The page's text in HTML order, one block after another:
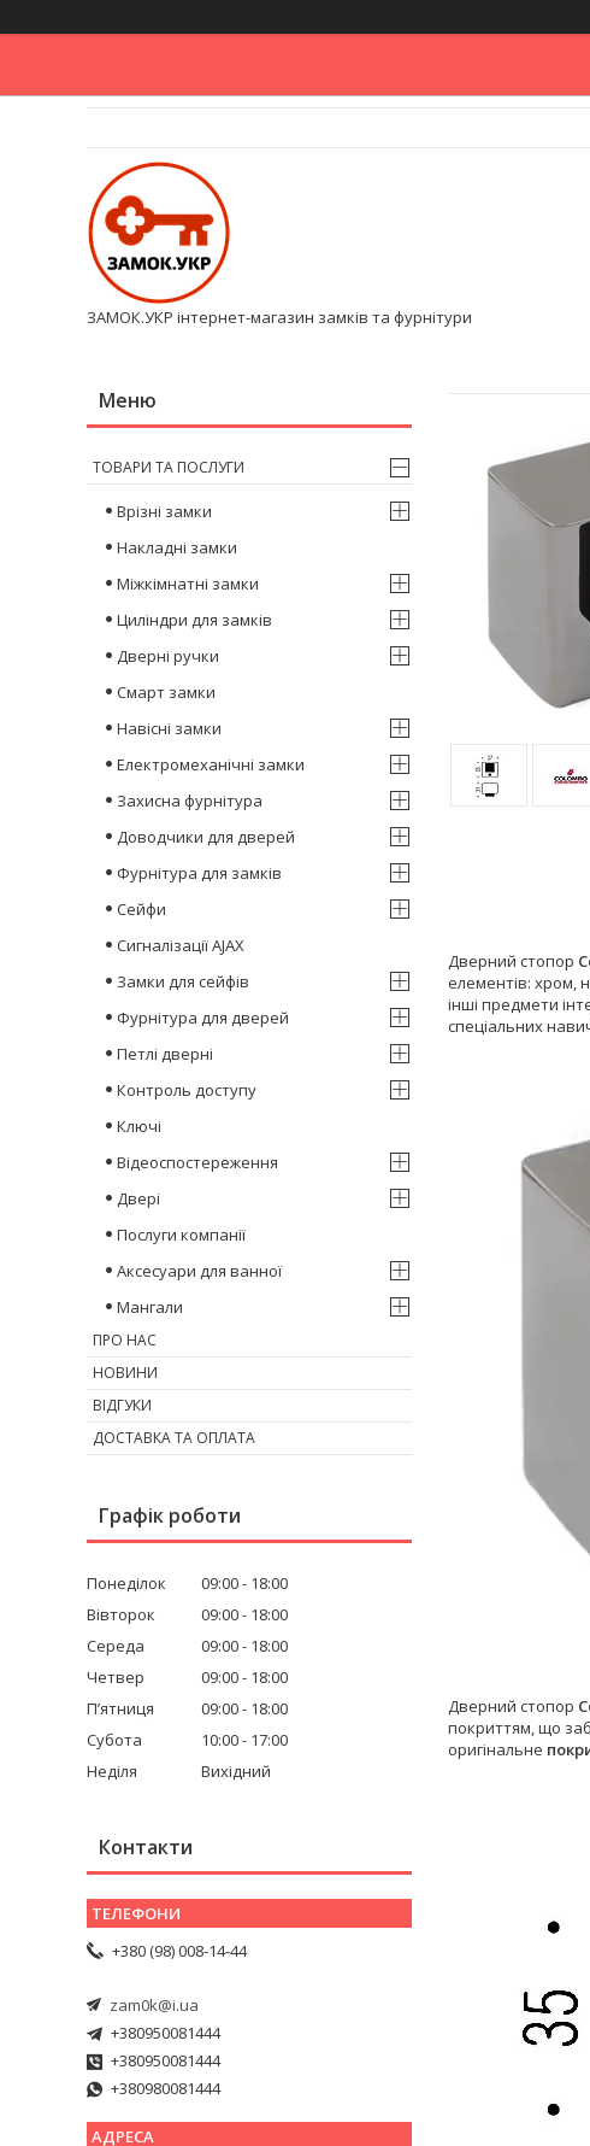
ЗАМОК.УКР інтернет-магазин замків та фурнітури
Дверний стопор
елементів: хром,
інші предмети
спеціальних
Дверний стопор
покриттям, що
оригінальне
ТОВАРИ ТА ПОСЛУГИ
Врізні замки
Накладні замки
Міжкімнатні замки
Циліндри для замків
Дверні ручки
Смарт замки
Навісні замки
Електромеханічні замки
Захисна фурнітура
Доводчики для дверей
Фурнітура для замків
Сейфи
Сигналізації AJAX
Замки для сейфів
Фурнітура для дверей
Петлі дверні
Контроль доступу
Ключі
Відеоспостереження
Двері
Послуги компанії
Аксесуари для ванної
Мангали
ПРО НАС
НОВИНИ
ВІДГУКИ
ДОСТАВКА ТА ОПЛАТА
Графік роботи
Понеділок 09:00
18:00
Вівторок
09:00
18:00
Середа
09:00
18:00
Четвер
09:00
18:00
Пʼятниця
09:00
18:00
Субота
10:00
17:00
Неділя
Вихідний
Контакти
+380 (98) 008-14-44
zam0k@i.ua
+380950081444
+380950081444
+380980081444